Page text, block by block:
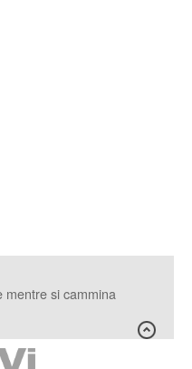
mentre si cammina